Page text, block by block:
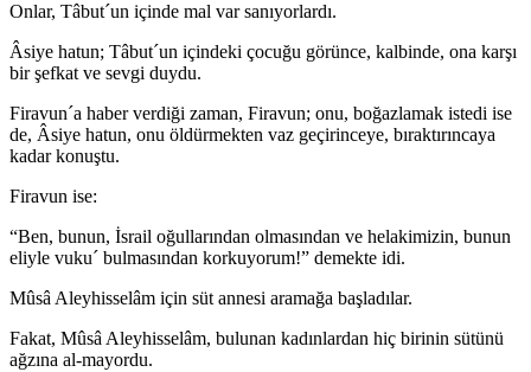
Onlar, Tâbut´un içinde mal var sanıyorlardı.
Âsiye hatun; Tâbut´un içindeki çocuğu görünce, kalbinde, ona karşı
bir şefkat ve sevgi duydu.
Firavun´a haber verdiği zaman, Firavun; onu, boğazlamak istedi ise
de, Âsiye hatun, onu öldürmekten vaz geçirinceye, bıraktırıncaya
kadar konuştu.
Firavun ise:
“Ben, bunun, İsrail oğullarından olmasından ve helakimizin, bunun
eliyle vuku´ bulmasından korkuyorum!” demekte idi.
Mûsâ Aleyhisselâm için süt annesi aramağa başladılar.
Fakat, Mûsâ Aleyhisselâm, bulunan kadınlardan hiç birinin sütünü
ağzına al-mayordu.